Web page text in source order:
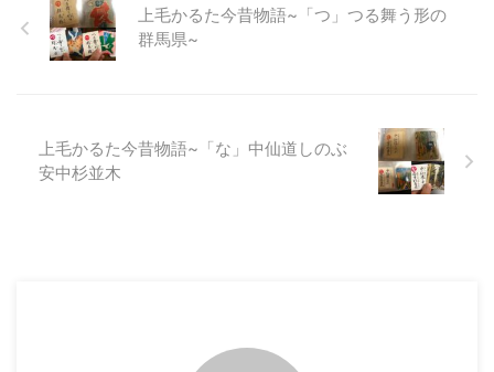
上毛かるた今昔物語~「つ」つる舞う形の
群馬県~
上毛かるた今昔物語~「な」中仙道しのぶ
安中杉並木